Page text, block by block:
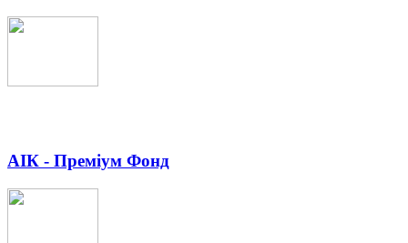
АІК - Преміум Фонд